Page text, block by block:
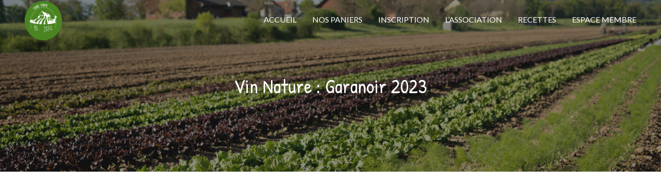
ACCUEIL NOS PANIERS INSCRIPTION L’ASSOCIATION RECETTES ESPACE MEMBRE
Vin Nature : Garanoir 2023